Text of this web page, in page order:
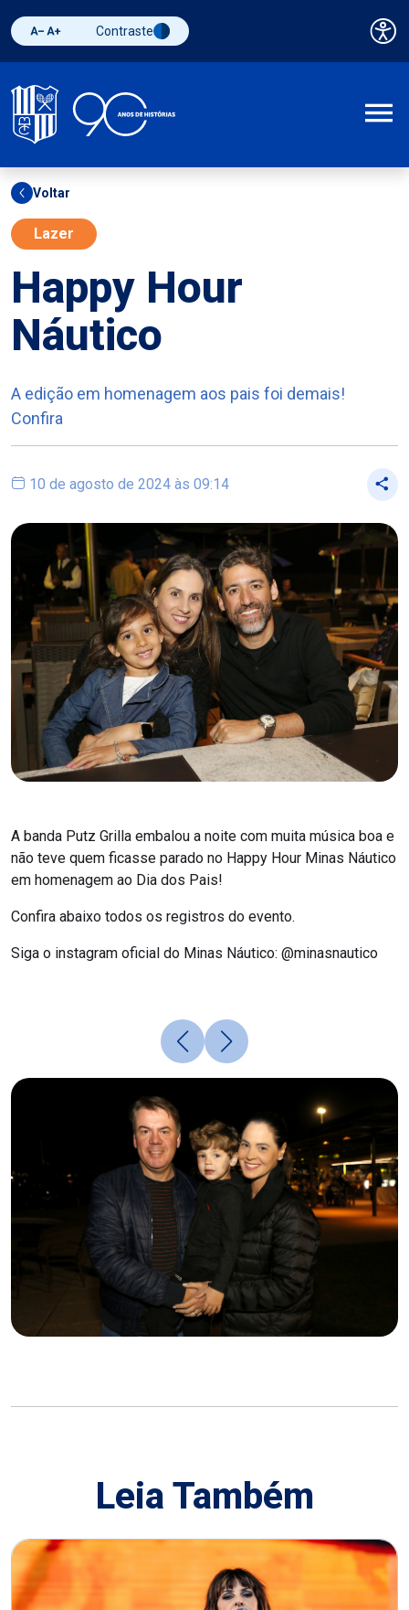
Diminuir fonte
Aumentar fonteAlternar contraste
Contraste
Voltar
Lazer
Happy Hour
Náutico
A edição em homenagem aos pais foi demais!
Confira
10 de agosto de 2024 às 09:14
A banda Putz Grilla embalou a noite com muita música boa e
não teve quem ficasse parado no Happy Hour Minas Náutico
em homenagem ao Dia dos Pais!
Confira abaixo todos os registros do evento.
Siga o instagram oficial do Minas Náutico: @minasnautico
Leia Também